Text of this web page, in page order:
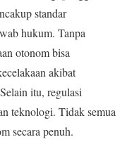
standar
hukum. Tanpa
otonom bisa
akibat
itu, regulasi
teknologi. Tidak semua
secara penuh.